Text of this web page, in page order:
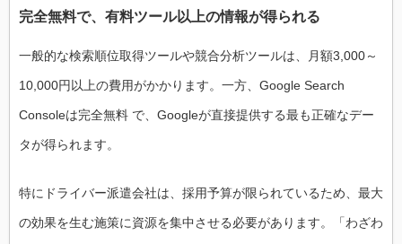
完全無料で、有料ツール以上の情報が得られる
一般的な検索順位取得ツールや競合分析ツールは、月額3,000～
10,000円以上の費用がかかります。一方、Google Search
Consoleは完全無料 で、Googleが直接提供する最も正確なデー
タが得られます。
特にドライバー派遣会社は、採用予算が限られているため、最大
の効果を生む施策に資源を集中させる必要があります。「わざわ